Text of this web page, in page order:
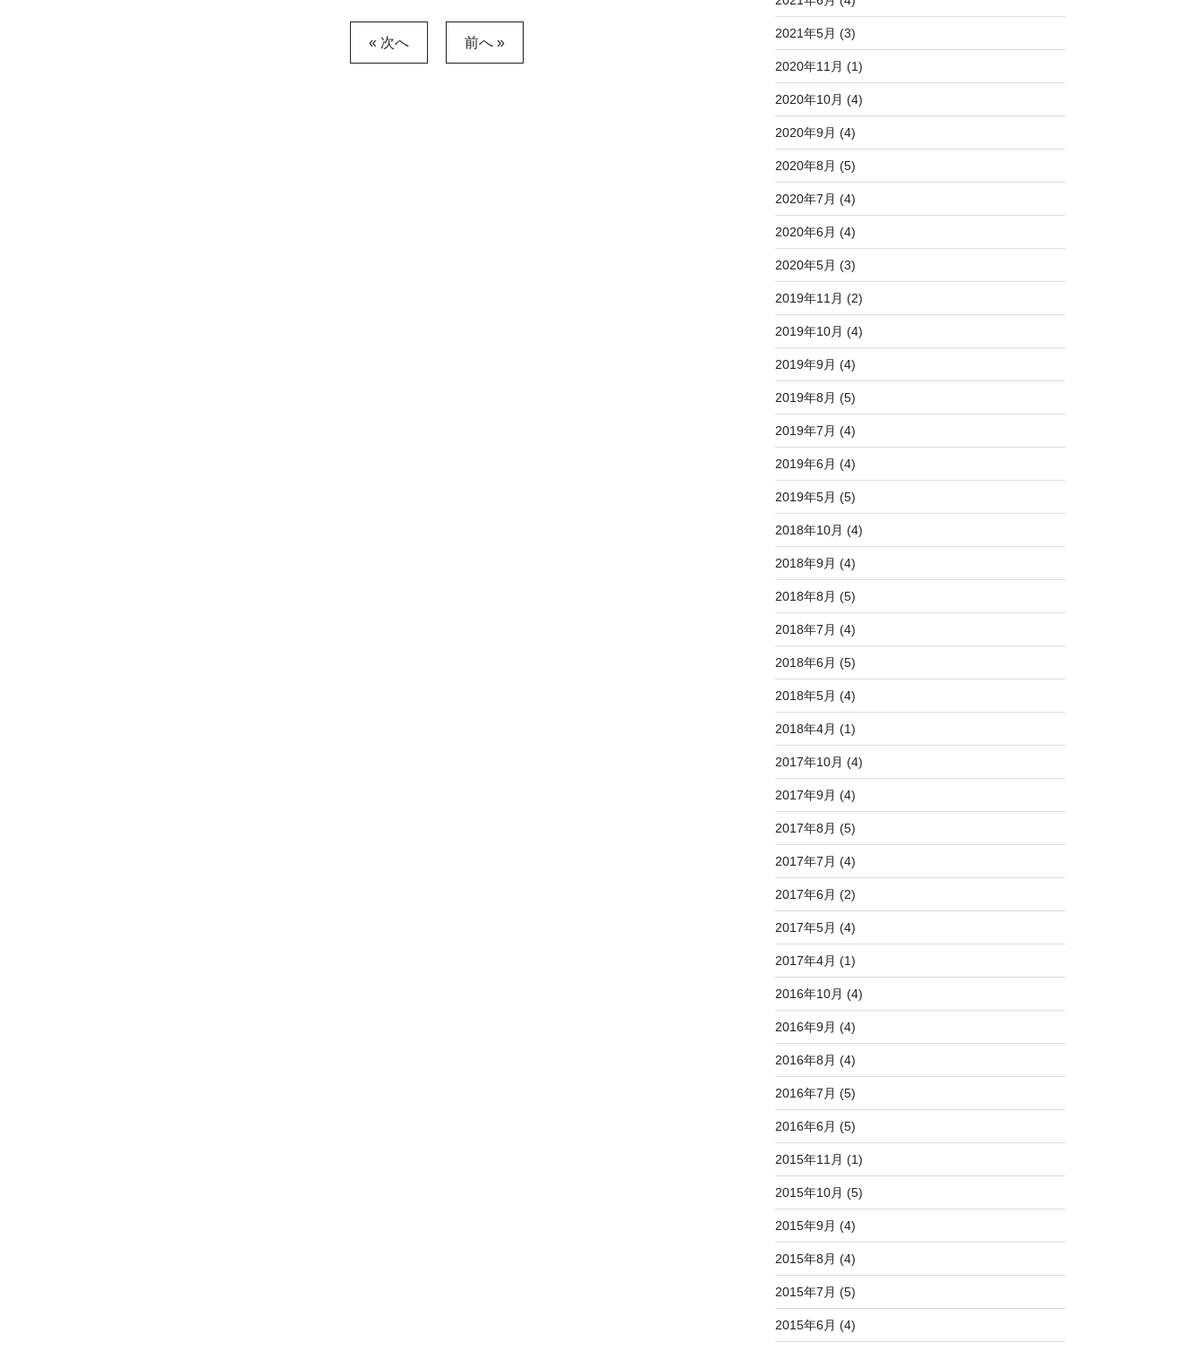
« 次へ 前へ »
2021年5月 (3)
2020年11月 (1)
2020年10月 (4)
2020年9月 (4)
2020年8月 (5)
2020年7月 (4)
2020年6月 (4)
2020年5月 (3)
2019年11月 (2)
2019年10月 (4)
2019年9月 (4)
2019年8月 (5)
2019年7月 (4)
2019年6月 (4)
2019年5月 (5)
2018年10月 (4)
2018年9月 (4)
2018年8月 (5)
2018年7月 (4)
2018年6月 (5)
2018年5月 (4)
2018年4月 (1)
2017年10月 (4)
2017年9月 (4)
2017年8月 (5)
2017年7月 (4)
2017年6月 (2)
2017年5月 (4)
2017年4月 (1)
2016年10月 (4)
2016年9月 (4)
2016年8月 (4)
2016年7月 (5)
2016年6月 (5)
2015年11月 (1)
2015年10月 (5)
2015年9月 (4)
2015年8月 (4)
2015年7月 (5)
2015年6月 (4)